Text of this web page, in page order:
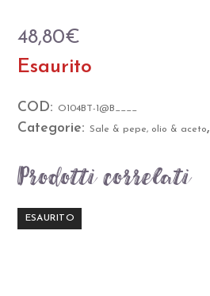
48,80€
Esaurito
COD: O104BT-1@B____
Categorie:Sale & pepe, olio & aceto,
Prodotti correlati
ESAURITO